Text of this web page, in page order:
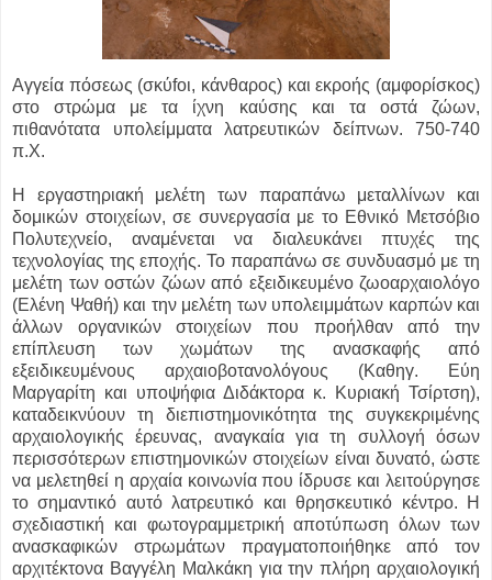
Αγγεία πόσεως (σκύfοι, κάνθαρος) και εκροής (αμφορίσκος)
στο στρώμα με τα ίχνη καύσης και τα οστά ζώων,
πιθανότατα υπολείμματα λατρευτικών δείπνων. 750-740
π.Χ.
Η εργαστηριακή μελέτη των παραπάνω μεταλλίνων και
δομικών στοιχείων, σε συνεργασία με το Εθνικό Μετσόβιο
Πολυτεχνείο, αναμένεται να διαλευκάνει πτυχές της
τεχνολογίας της εποχής. Το παραπάνω σε συνδυασμό με τη
μελέτη των οστών ζώων από εξειδικευμένο ζωοαρχαιολόγο
(Ελένη Ψαθή) και την μελέτη των υπολειμμάτων καρπών και
άλλων οργανικών στοιχείων που προήλθαν από την
επίπλευση των χωμάτων της ανασκαφής από
εξειδικευμένους αρχαιοβοτανολόγους (Καθηγ. Εύη
Μαργαρίτη και υποψήφια Διδάκτορα κ. Κυριακή Τσίρτση),
καταδεικνύουν τη διεπιστημονικότητα της συγκεκριμένης
αρχαιολογικής έρευνας, αναγκαία για τη συλλογή όσων
περισσότερων επιστημονικών στοιχείων είναι δυνατό, ώστε
να μελετηθεί η αρχαία κοινωνία που ίδρυσε και λειτούργησε
το σημαντικό αυτό λατρευτικό και θρησκευτικό κέντρο. Η
σχεδιαστική και φωτογραμμετρική αποτύπωση όλων των
ανασκαφικών στρωμάτων πραγματοποιήθηκε από τον
αρχιτέκτονα Βαγγέλη Μαλκάκη για την πλήρη αρχαιολογική